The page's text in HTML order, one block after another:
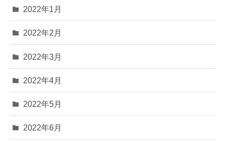
2022年1月
2022年2月
2022年3月
2022年4月
2022年5月
2022年6月